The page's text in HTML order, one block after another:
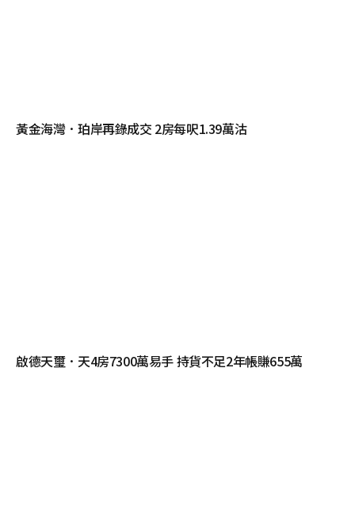
黃金海灣．珀岸再錄成交 2房每呎1.39萬沽
啟德天璽．天4房7300萬易手 持貨不足2年帳賺655萬